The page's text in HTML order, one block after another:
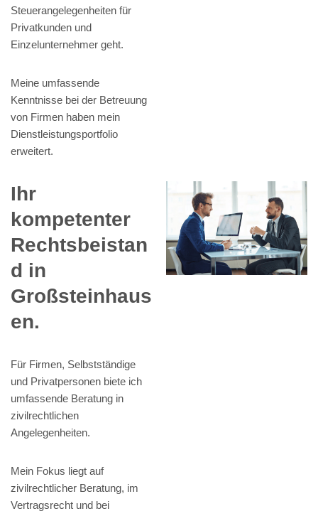
Steuerangelegenheiten für
Privatkunden und
Einzelunternehmer geht.
Meine umfassende
Kenntnisse bei der Betreuung
von Firmen haben mein
Dienstleistungsportfolio
erweitert.
Ihr
kompetenter
Rechtsbeistan
d in
Großsteinhaus
en.
Für Firmen, Selbstständige
und Privatpersonen biete ich
umfassende Beratung in
zivilrechtlichen
Angelegenheiten.
Mein Fokus liegt auf
zivilrechtlicher Beratung, im
Vertragsrecht und bei